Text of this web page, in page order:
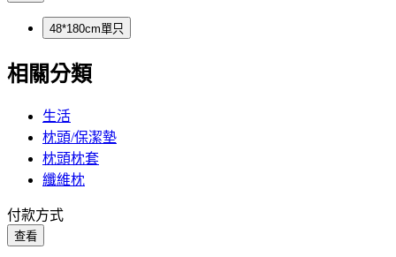
48*180cm單只
相關分類
生活
枕頭/保潔墊
枕頭枕套
纖維枕
付款方式
查看